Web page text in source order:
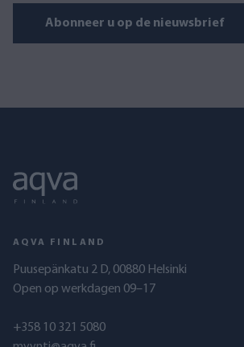
Abonneer u op de nieuwsbrief
AQVA FINLAND
Puusepänkatu 2 D, 00880 Helsinki
Open op werkdagen 09–17
+358 10 321 5080